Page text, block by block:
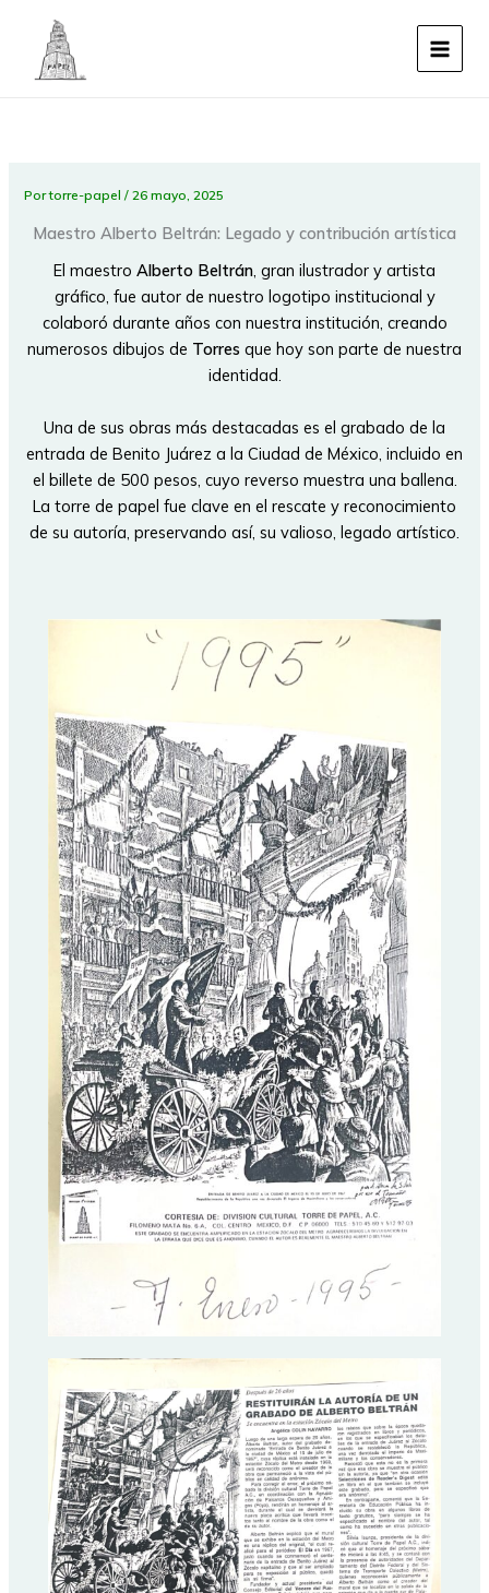
contenido
Portorre-papel/26 mayo, 2025
Maestro Alberto Beltrán: Legado y contribución artística
El maestro Alberto Beltrán, gran ilustrador y artista
gráfico, fue autor de nuestro logotipo institucional y
colaboró durante años con nuestra institución, creando
numerosos dibujos de Torres que hoy son parte de nuestra
identidad.
Una de sus obras más destacadas es el grabado de la
entrada de Benito Juárez a la Ciudad de México, incluido en
el billete de 500 pesos, cuyo reverso muestra una ballena.
La torre de papel fue clave en el rescate y reconocimiento
de su autoría, preservando así, su valioso, legado artístico.